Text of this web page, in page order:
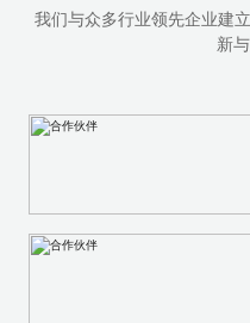
我们与众多行业领先企业建立
新